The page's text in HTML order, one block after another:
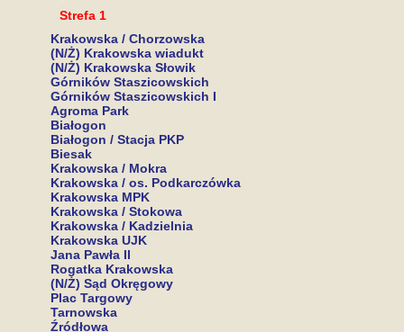
Strefa 1
Krakowska / Chorzowska
(N/Ż) Krakowska wiadukt
(N/Ż) Krakowska Słowik
Górników Staszicowskich
Górników Staszicowskich I
Agroma Park
Białogon
Białogon / Stacja PKP
Biesak
Krakowska / Mokra
Krakowska / os. Podkarczówka
Krakowska MPK
Krakowska / Stokowa
Krakowska / Kadzielnia
Krakowska UJK
Jana Pawła II
Rogatka Krakowska
(N/Ż) Sąd Okręgowy
Plac Targowy
Tarnowska
Źródłowa